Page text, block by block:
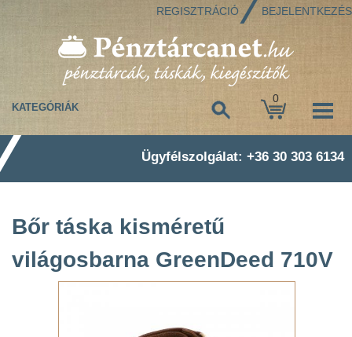
REGISZTRÁCIÓ BEJELENTKEZÉS
0
KATEGÓRIÁK
Ügyfélszolgálat: +36 30 303 6134
Bőr táska kisméretű
világosbarna GreenDeed 710V